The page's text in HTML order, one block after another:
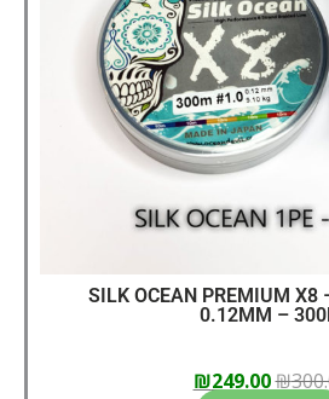
SILK OCEAN PREMIUM X8
0.12MM –
₪
₪249.00